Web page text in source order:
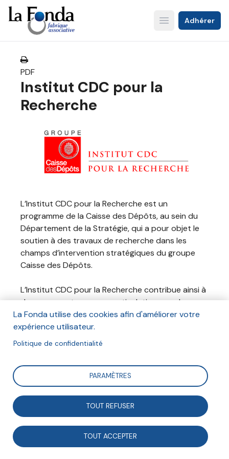
Aller
au
contenu
principal
Open main menu
Adhérer
PDF
Institut CDC pour la
Recherche
L’Institut CDC pour la Recherche est un
programme de la Caisse des Dépôts, au sein du
Département de la Stratégie, qui a pour objet le
soutien à des travaux de recherche dans les
champs d’intervention stratégiques du groupe
Caisse des Dépôts.
L’Institut CDC pour la Recherche contribue ainsi à
de nouveaux travaux, en articulation avec les
questionnements opérationnels du Groupe, qu’il
s’agisse des missions de l’Établissement public ou
des activités de ses filiales. Il intervient de façon
différents métiers. Il organise la valorisation des
résultats dans le cadre de contributions au débat
public. Il nourrit enfin la réflexion stratégique
L'Institut CDC pour la Recherche soutient
actuellement l'étude portée par la Fonda et
La Fonda utilise des cookies afin d'améliorer votre
expérience utilisateur.
Politique de confidentialité
PARAMÈTRES
TOUT REFUSER
TOUT ACCEPTER